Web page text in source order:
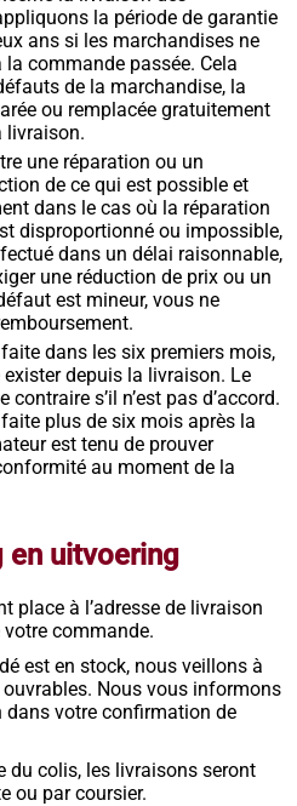
la période de garantie
ans si les marchandises ne
commande passée. Cela
de la marchandise, la
ou remplacée gratuitement
livraison.
une réparation ou un
de ce qui est possible et
dans le cas où la réparation
disproportionné ou impossible,
dans un délai raisonnable,
une réduction de prix ou un
est mineur, vous ne
dans les six premiers mois,
depuis la livraison. Le
s’il n’est pas d’accord.
plus de six mois après la
est tenu de prouver
au moment de la
en uitvoering
place à l’adresse de livraison
commande.
est en stock, nous veillons à
Nous vous informons
dans votre confirmation de
du colis, les livraisons seront
ou par coursier.